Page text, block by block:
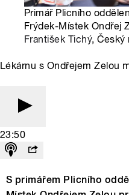
Primář Plicního
Frýdek-Místek Ondřej
František Tichý, Český
Lékárnu s Ondřejem Zelou
23:50
S primářem Plicního